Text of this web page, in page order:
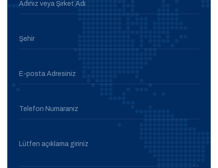
Adınız veya Şirket Adı
Şehir
E-posta Adresiniz
Telefon Numaranız
Lütfen açıklama giriniz